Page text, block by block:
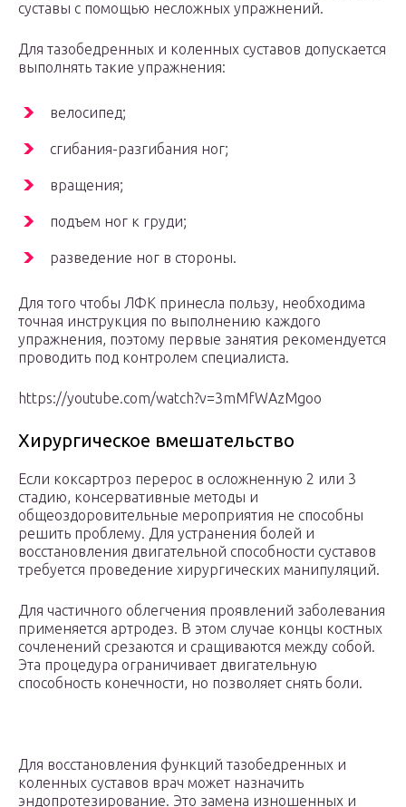
суставы с помощью несложных упражнений.
Для тазобедренных и коленных суставов допускается
выполнять такие упражнения:
велосипед;
сгибания-разгибания ног;
вращения;
подъем ног к груди;
разведение ног в стороны.
Для того чтобы ЛФК принесла пользу, необходима
точная инструкция по выполнению каждого
упражнения, поэтому первые занятия рекомендуется
проводить под контролем специалиста.
https://youtube.com/watch?v=3mMfWAzMgoo
Хирургическое вмешательство
Если коксартроз перерос в осложненную 2 или 3
стадию, консервативные методы и
общеоздоровительные мероприятия не способны
решить проблему. Для устранения болей и
восстановления двигательной способности суставов
требуется проведение хирургических манипуляций.
Для частичного облегчения проявлений заболевания
применяется артродез. В этом случае концы костных
сочленений срезаются и сращиваются между собой.
Эта процедура ограничивает двигательную
способность конечности, но позволяет снять боли.
Для восстановления функций тазобедренных и
коленных суставов врач может назначить
эндопротезирование. Это замена изношенных и